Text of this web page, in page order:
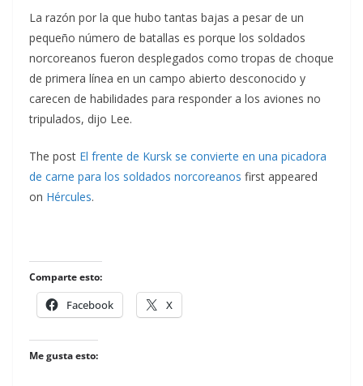
La razón por la que hubo tantas bajas a pesar de un
pequeño número de batallas es porque los soldados
norcoreanos fueron desplegados como tropas de choque
de primera línea en un campo abierto desconocido y
carecen de habilidades para responder a los aviones no
tripulados, dijo Lee.
The post El frente de Kursk se convierte en una picadora
de carne para los soldados norcoreanos first appeared
on Hércules.
Comparte esto:
Facebook X
Me gusta esto: